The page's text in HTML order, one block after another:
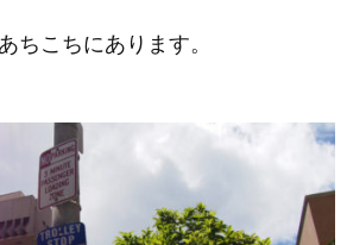
ちこちにあります。